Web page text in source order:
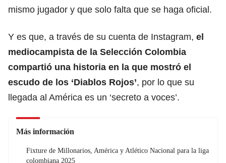
mismo jugador y que solo falta que se haga oficial.
Y es que, a través de su cuenta de Instagram, el
mediocampista de la Selección Colombia
compartió una historia en la que mostró el
escudo de los ‘Diablos Rojos’, por lo que su
llegada al América es un ‘secreto a voces’.
Más información
Fixture de Millonarios, América y Atlético Nacional para la liga
colombiana 2025